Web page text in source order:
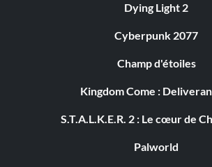
Dying Light 2
Cyberpunk 2077
Champ d'étoiles
Kingdom Come :
S.T.A.L.K.E.R. 2 : Le cœur de
Palworld